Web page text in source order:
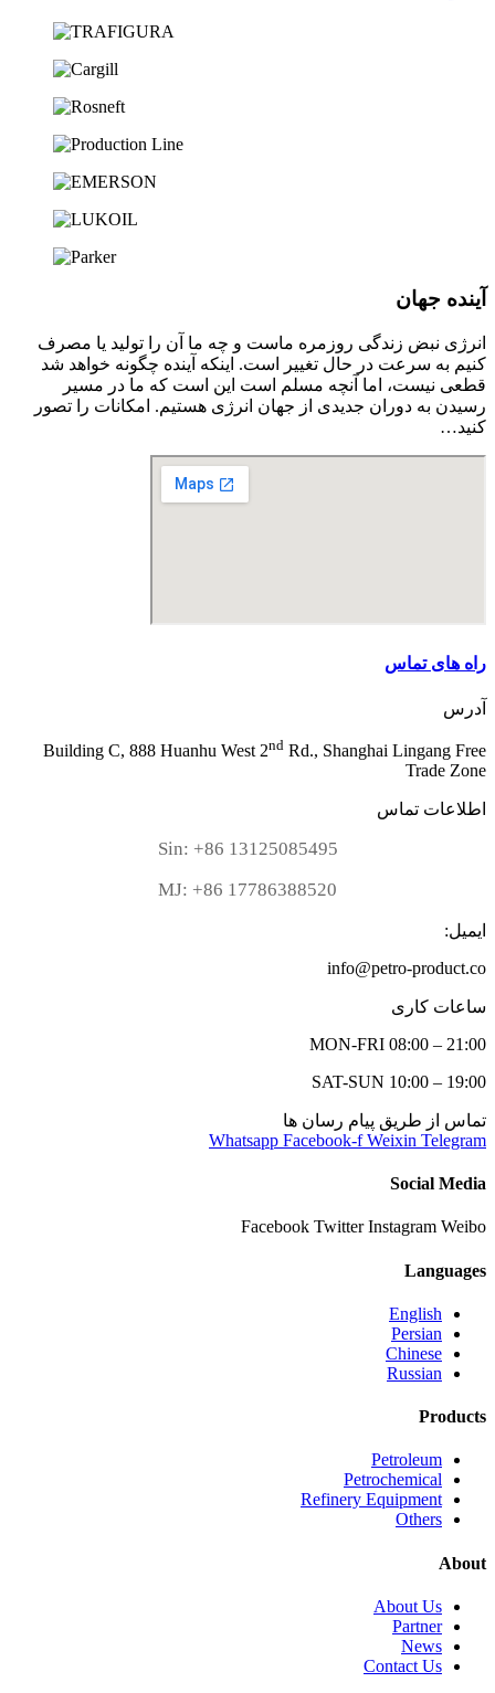
آینده جهان
انرژی نبض زندگی روزمره ماست و چه ما آن را تولید یا مصرف
کنیم به سرعت در حال تغییر است. اینکه آینده چگونه خواهد شد
قطعی نیست، اما آنچه مسلم است این است که ما در مسیر
رسیدن به دوران جدیدی از جهان انرژی هستیم. امکانات را تصور
کنید…
راه های تماس
آدرس
Building C, 888 Huanhu West 2nd Rd., Shanghai Lingang Free
Trade Zone
اطلاعات تماس
Sin: +86 13125085495
MJ: +86 17786388520
ایمیل:
info@petro-product.co
ساعات کاری
MON-FRI 08:00 – 21:00
SAT-SUN 10:00 – 19:00
تماس از طریق پیام رسان ها
Whatsapp Facebook-f Weixin Telegram
Social Media
Facebook Twitter Instagram Weibo
Languages
English
Persian
Chinese
Russian
Products
Petroleum
Petrochemical
Refinery Equipment
Others
About
About Us
Partner
News
Contact Us